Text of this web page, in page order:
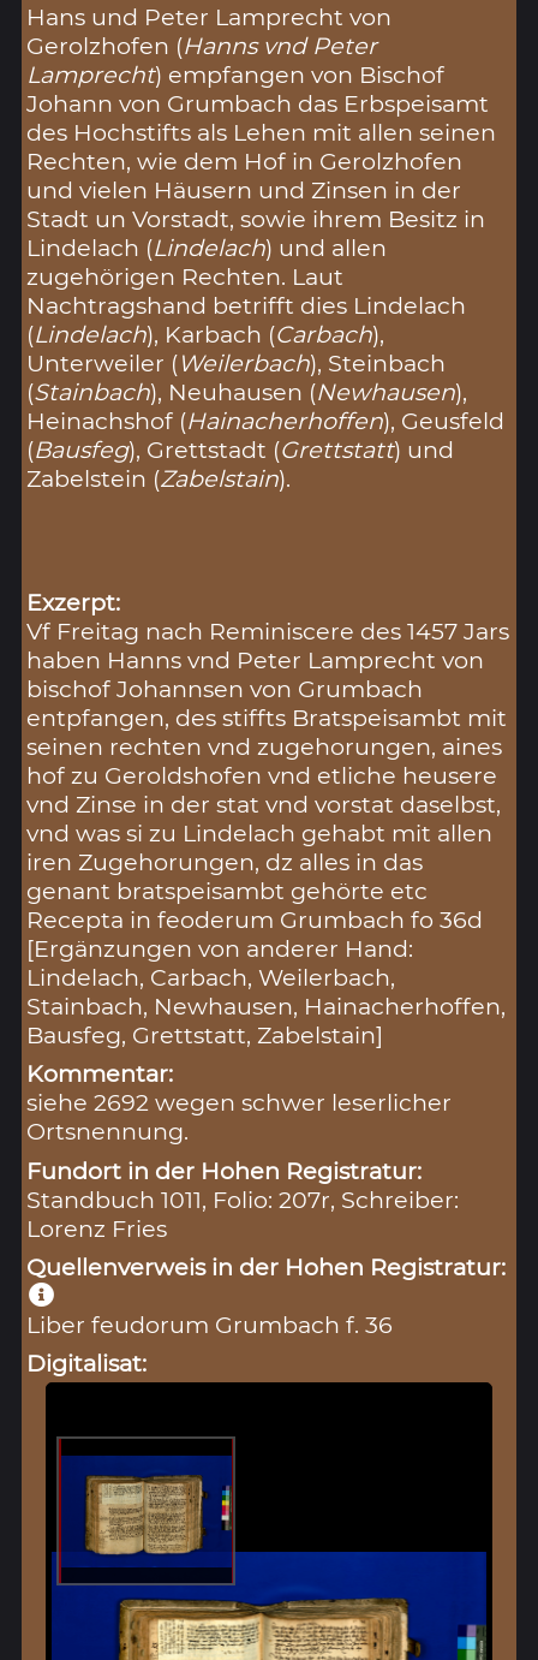
Hans und Peter Lamprecht von
Gerolzhofen (Hanns vnd Peter
Lamprecht) empfangen von Bischof
Johann von Grumbach das Erbspeisamt
des Hochstifts als Lehen mit allen seinen
Rechten, wie dem Hof in Gerolzhofen
und vielen Häusern und Zinsen in der
Stadt un Vorstadt, sowie ihrem Besitz in
Lindelach (Lindelach) und allen
zugehörigen Rechten. Laut
Nachtragshand betrifft dies Lindelach
(Lindelach), Karbach (Carbach),
Unterweiler (Weilerbach), Steinbach
(Stainbach), Neuhausen (Newhausen),
Heinachshof (Hainacherhoffen), Geusfeld
(Bausfeg), Grettstadt (Grettstatt) und
Zabelstein (Zabelstain).
Exzerpt:
Vf Freitag nach Reminiscere des 1457 Jars
haben Hanns vnd Peter Lamprecht von
bischof Johannsen von Grumbach
entpfangen, des stiffts Bratspeisambt mit
seinen rechten vnd zugehorungen, aines
hof zu Geroldshofen vnd etliche heusere
vnd Zinse in der stat vnd vorstat daselbst,
vnd was si zu Lindelach gehabt mit allen
iren Zugehorungen, dz alles in das
genant bratspeisambt gehörte etc
Recepta in feoderum Grumbach fo 36d
[Ergänzungen von anderer Hand:
Lindelach, Carbach, Weilerbach,
Stainbach, Newhausen, Hainacherhoffen,
Bausfeg, Grettstatt, Zabelstain]
Kommentar:
siehe 2692 wegen schwer leserlicher
Ortsnennung.
Fundort in der Hohen Registratur:
Standbuch 1011, Folio: 207r, Schreiber:
Lorenz Fries
Quellenverweis in der Hohen Registratur:
Liber feudorum Grumbach f. 36
Digitalisat: